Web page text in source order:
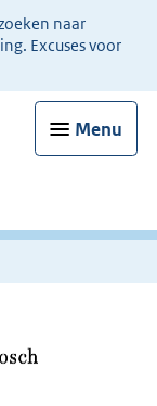
naar
Excuses voor
Menu